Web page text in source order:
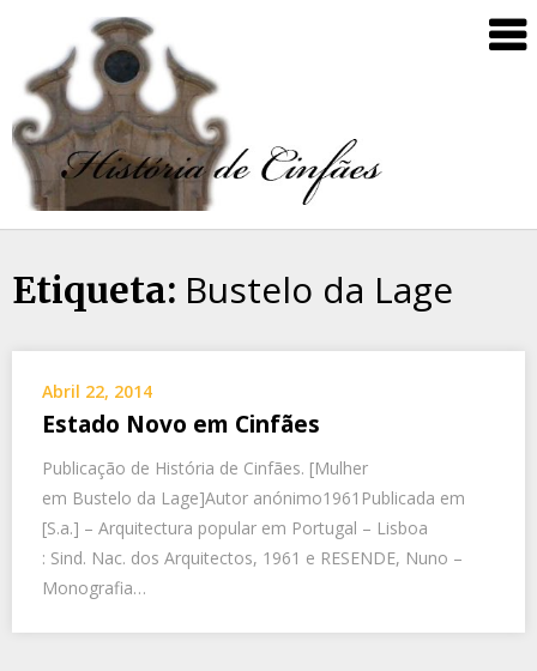
Etiqueta: Bustelo da Lage
Abril 22, 2014
Estado Novo em Cinfães
Publicação de História de Cinfães. [Mulher
em Bustelo da Lage]Autor anónimo1961Publicada em
[S.a.] – Arquitectura popular em Portugal – Lisboa
: Sind. Nac. dos Arquitectos, 1961 e RESENDE, Nuno –
Monografia…